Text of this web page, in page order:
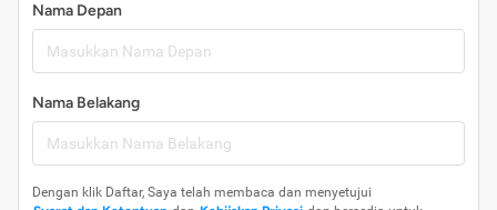
Nama Depan
Nama Belakang
Dengan klik Daftar, Saya telah membaca dan menyetujui